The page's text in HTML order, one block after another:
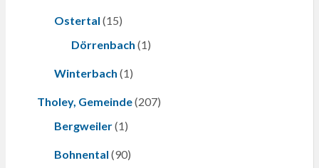
Ostertal (15)
Dörrenbach (1)
Winterbach (1)
Tholey, Gemeinde(207)
Bergweiler(1)
Bohnental (90)